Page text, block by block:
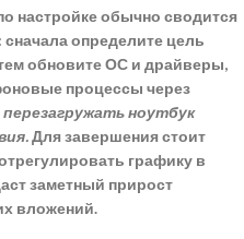
настройкеобычно сводится
определите цель
обновите ОС и драйверы,
процессы через
ноутбук
Для завершения стоит
графику в
заметный прирост
вложений.